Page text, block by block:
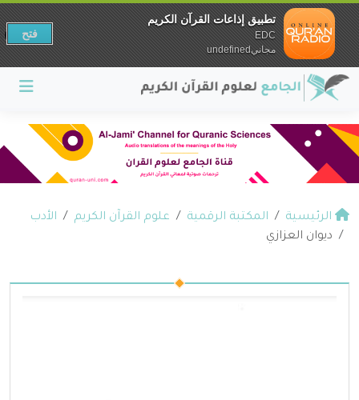
الرئيسية المكتبة الرقمية علوم القرآن الكريم
الأدب
ديوان العزازي
تطبيق إذاعات القرآن الكريم
EDC
مجانيundefined
فتح